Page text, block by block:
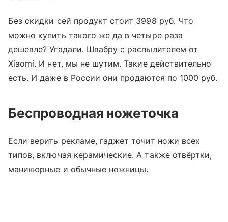
Без скидки сей продукт стоит 3998 руб. Что
можно купить такого же да в четыре раза
дешевле? Угадали. Швабру с распылителем от
Xiaomi. И нет, мы не шутим. Такие действительно
есть. И даже в России они продаются по 1000 руб.
Беспроводная ножеточка
Если верить рекламе, гаджет точит ножи всех
типов, включая керамические. А также отвёртки,
маникюрные и обычные ножницы.